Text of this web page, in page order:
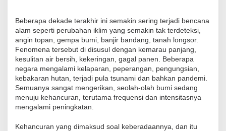
Beberapa dekade terakhir ini semakin sering terjadi bencana
alam seperti perubahan iklim yang semakin tak terdeteksi,
angin topan, gempa bumi, banjir bandang, tanah longsor.
Fenomena tersebut di disusul dengan kemarau panjang,
kesulitan air bersih, kekeringan, gagal panen. Beberapa
negara mengalami kelaparan, peperangan, pengungsian,
kebakaran hutan, terjadi pula tsunami dan bahkan pandemi.
Semuanya sangat mengerikan, seolah-olah bumi sedang
menuju kehancuran, terutama frequensi dan intensitasnya
mengalami peningkatan.
Kehancuran yang dimaksud soal keberadaannya, dan itu